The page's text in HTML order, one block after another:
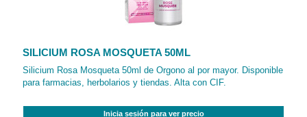
SILICIUM ROSA MOSQUETA 50ML
Silicium Rosa Mosqueta 50ml de Orgono al por mayor. Disponible
para farmacias, herbolarios y tiendas. Alta con CIF.
Inicia sesión para ver precio